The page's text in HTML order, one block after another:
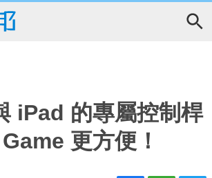
iPad 的專屬控制桿
更方便！